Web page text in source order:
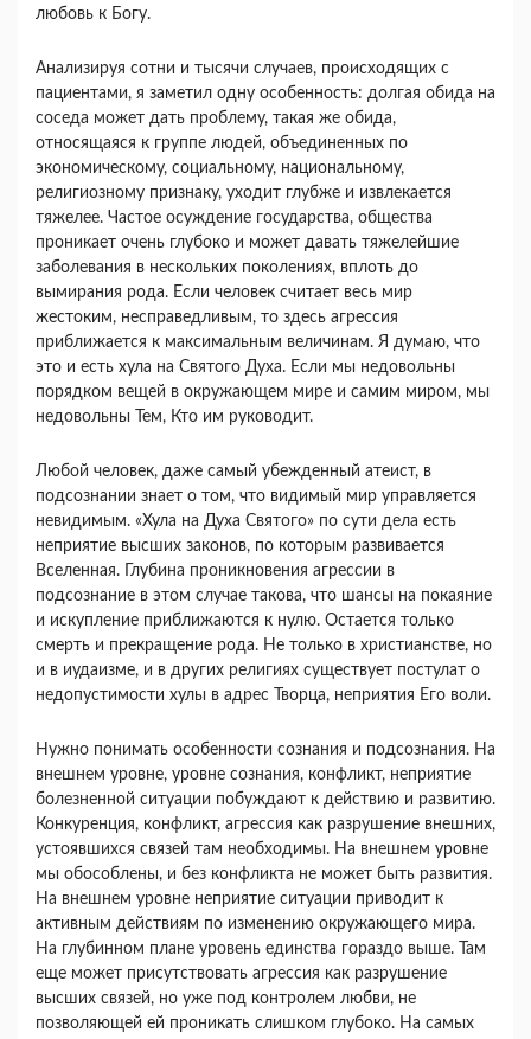
любовь к Богу.
Анализируя сотни и тысячи случаев, происходящих с
пациентами, я заметил одну особенность: долгая обида на
соседа может дать проблему, такая же обида,
относящаяся к группе людей, объединенных по
экономическому, социальному, национальному,
религиозному признаку, уходит глубже и извлекается
тяжелее. Частое осуждение государства, общества
проникает очень глубоко и может давать тяжелейшие
заболевания в нескольких поколениях, вплоть до
вымирания рода. Если человек считает весь мир
жестоким, несправедливым, то здесь агрессия
приближается к максимальным величинам. Я думаю, что
это и есть хула на Святого Духа. Если мы недовольны
порядком вещей в окружающем мире и самим миром, мы
недовольны Тем, Кто им руководит.
Любой человек, даже самый убежденный атеист, в
подсознании знает о том, что видимый мир управляется
невидимым. «Хула на Духа Святого» по сути дела есть
неприятие высших законов, по которым развивается
Вселенная. Глубина проникновения агрессии в
подсознание в этом случае такова, что шансы на покаяние
и искупление приближаются к нулю. Остается только
смерть и прекращение рода. Не только в христианстве, но
и в иудаизме, и в других религиях существует постулат о
недопустимости хулы в адрес Творца, неприятия Его воли.
Нужно понимать особенности сознания и подсознания. На
внешнем уровне, уровне сознания, конфликт, неприятие
болезненной ситуации побуждают к действию и развитию.
Конкуренция, конфликт, агрессия как разрушение внешних,
устоявшихся связей там необходимы. На внешнем уровне
мы обособлены, и без конфликта не может быть развития.
На внешнем уровне неприятие ситуации приводит к
активным действиям по изменению окружающего мира.
На глубинном плане уровень единства гораздо выше. Там
еще может присутствовать агрессия как разрушение
высших связей, но уже под контролем любви, не
позволяющей ей проникать слишком глубоко. На самых